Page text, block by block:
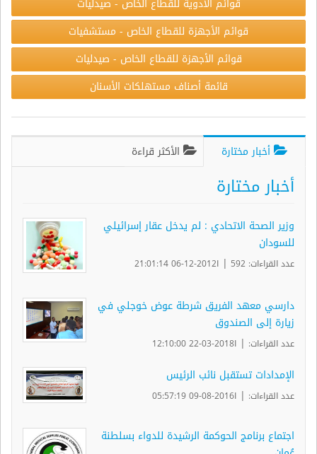
قوائم الأدوية للقطاع الخاص - صيدليات
قوائم الأجهزة للقطاع الخاص - مستشفيات
قوائم الأجهزة للقطاع الخاص - صيدليات
قائمة أصناف مستهلكات الأسنان
أخبار مختارة الأكثر قراءة
أخبار مختارة
وزير الصحة الاتحادي : لم يدخل عقار إسرائيلي
للسودان
عدد القراءات: 592 | ا2012-12-06 21:01:14
دارسي معهد الفريق شرطة عوض خوجلي في
زيارة إلى الصندوق
عدد القراءات: | ا2018-03-22 12:10:00
الإمدادات تستقبل نائب الرئيس
عدد القراءات: | ا2016-08-09 05:57:19
اجتماع برنامج الحوكمة الرشيدة للدواء بسلطنة